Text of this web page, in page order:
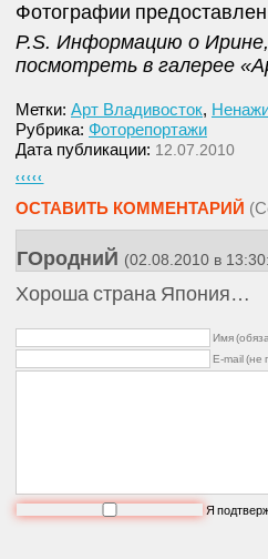
Фотографии
P.S. Информацию о
посмотреть в галерее
Метки: Арт Владивосток,
Рубрика: Фоторепортажи
Дата публикации: 12.07.2010
‹‹‹‹‹
ОСТАВИТЬ КОММЕНТАРИЙ
ГОродниЙ (02.08.2010 в
Хороша страна Япония…
Имя
E-mail (не
Я